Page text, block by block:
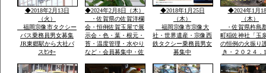
いしい星がきれい１３
００ｍ級天然温泉最高
間を通じて屋台
り・流鏑馬神事
◆2018年2月13日
（火）
福岡宗像市タクシー
バス乗務員男女募集
JR東郷駅から大社バ
スｾﾝﾀｰ
◆2024年2月8日（木）
・佐賀県の佐賀洋欄
会・恒例佐賀玉屋で展
示会・色・葉・根元・
苔・温度管理・水やり
など・会員募集中・佐
９０７７－５５３５・
◆2018年1月25日
（木）
福岡宗像市宗像大
社・世界遺産・宗像西
鉄タクシー乗務員男女
募集中
◆2024年1月
（木）
・佐賀県杵島
町稲佐神社「玉
の恒例の火振り
き・２０２４．
伝統祭り実行・